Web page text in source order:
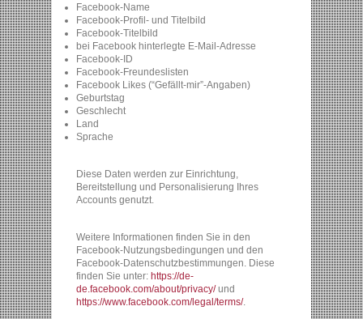
Facebook-Name
Facebook-Profil- und Titelbild
Facebook-Titelbild
bei Facebook hinterlegte E-Mail-Adresse
Facebook-ID
Facebook-Freundeslisten
Facebook Likes (“Gefällt-mir”-Angaben)
Geburtstag
Geschlecht
Land
Sprache
Diese Daten werden zur Einrichtung,
Bereitstellung und Personalisierung Ihres
Accounts genutzt.
Weitere Informationen finden Sie in den
Facebook-Nutzungsbedingungen und den
Facebook-Datenschutzbestimmungen. Diese
finden Sie unter: https://de-
de.facebook.com/about/privacy/und
https://www.facebook.com/legal/terms/.